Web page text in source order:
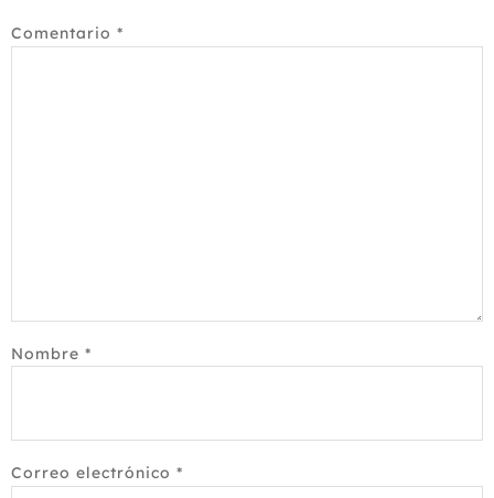
Comentario *
Nombre *
Correo electrónico *